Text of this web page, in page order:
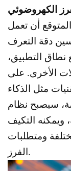
الكهروضوئي
أن تعمل
دقة التعرف
نطاق التطبيق،
الأخرى. على
مثل الذكاء
سيصبح نظام
ويمكنه التكيف
ومتطلبات
الفرز.